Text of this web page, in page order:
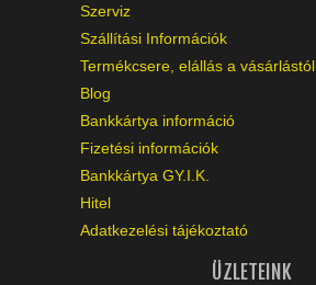
Szerviz
Szállítási Információk
Termékcsere, elállás a vásárlástól
Blog
Bankkártya információ
Fizetési információk
Bankkártya GY.I.K.
Hitel
Adatkezelési tájékoztató
ÜZLETEINK